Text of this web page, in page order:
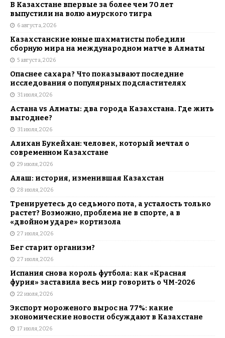
В Казахстане впервые за более чем 70 лет
выпустили на волю амурского тигра
6 августа, 2026
Казахстанские юные шахматисты победили
сборную мира на международном матче в Алматы
5 августа, 2026
Опаснее сахара? Что показывают последние
исследования о популярных подсластителях
31 июля, 2026
Астана vs Алматы: два города Казахстана. Где жить
выгоднее?
31 июля, 2026
Алихан Букейхан: человек, который мечтал о
современном Казахстане
29 июля, 2026
Алаш: история, изменившая Казахстан
28 июля, 2026
Тренируетесь до седьмого пота, а усталость только
растет? Возможно, проблема не в спорте, а в
«двойном ударе» кортизола
27 июля, 2026
Бег старит организм?
27 июля, 2026
Испания снова король футбола: как «Красная
фурия» заставила весь мир говорить о ЧМ-2026
22 июля, 2026
Экспорт мороженого вырос на 77%: какие
экономические новости обсуждают в Казахстане
17 июля, 2026